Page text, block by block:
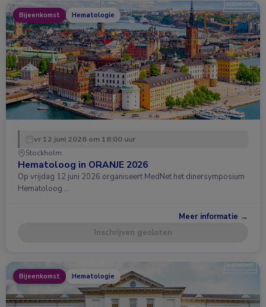
Bijeenkomst Hematologie
vr 12 juni 2026 om 18:00 uur
Stockholm
Hematoloog in ORANJE 2026
Op vrijdag 12 juni 2026 organiseert MedNet het dinersymposium
Hematoloog …
Meer informatie →
Inschrijven gesloten
Bijeenkomst Hematologie